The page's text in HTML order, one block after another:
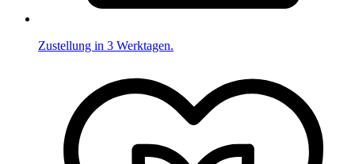
Zustellung in 3 Werktagen.